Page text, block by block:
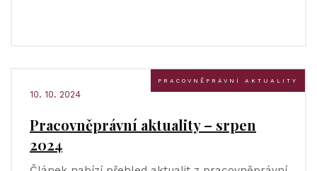
PRACOVNĚPRÁVNÍ AKTUALITY
10. 10. 2024
Pracovněprávní aktuality – srpen
2024